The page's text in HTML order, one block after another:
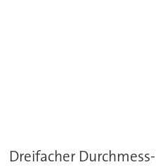
Dreifacher